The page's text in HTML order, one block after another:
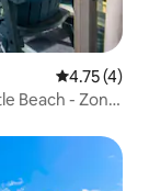
Calificación
4.75 (4)
Beach - Zona